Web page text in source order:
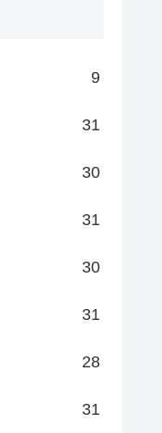
9
31
30
31
30
31
28
31